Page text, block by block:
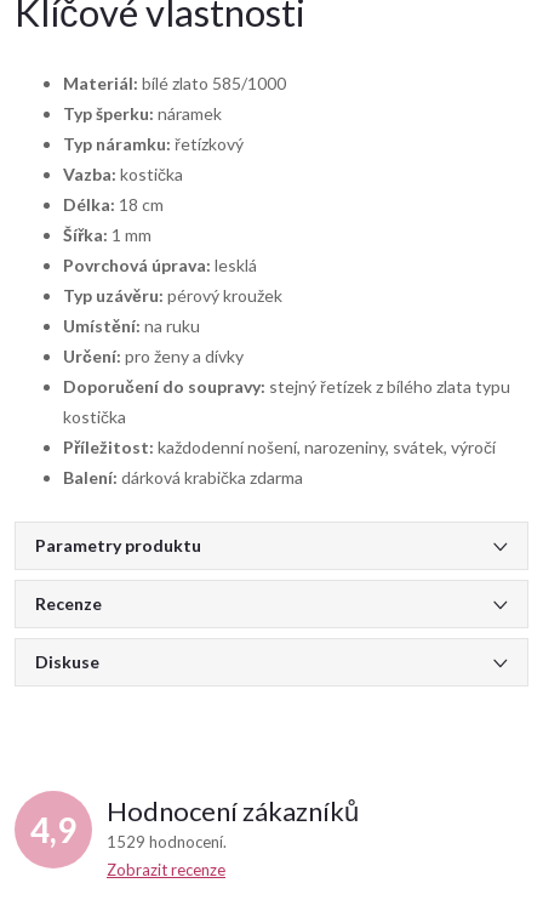
Klíčové vlastnosti
Materiál: bílé zlato 585/1000
Typ šperku: náramek
Typ náramku: řetízkový
Vazba: kostička
Délka: 18 cm
Šířka: 1 mm
Povrchová úprava: lesklá
Typ uzávěru: pérový kroužek
Umístění: na ruku
Určení: pro ženy a dívky
Doporučení do soupravy: stejný řetízek z bílého zlata typu
kostička
Příležitost: každodenní nošení, narozeniny, svátek, výročí
Balení: dárková krabička zdarma
Parametry produktu
Recenze
Diskuse
4,9 Hodnocení zákazníků
1529 hodnocení
Zobrazit recenze